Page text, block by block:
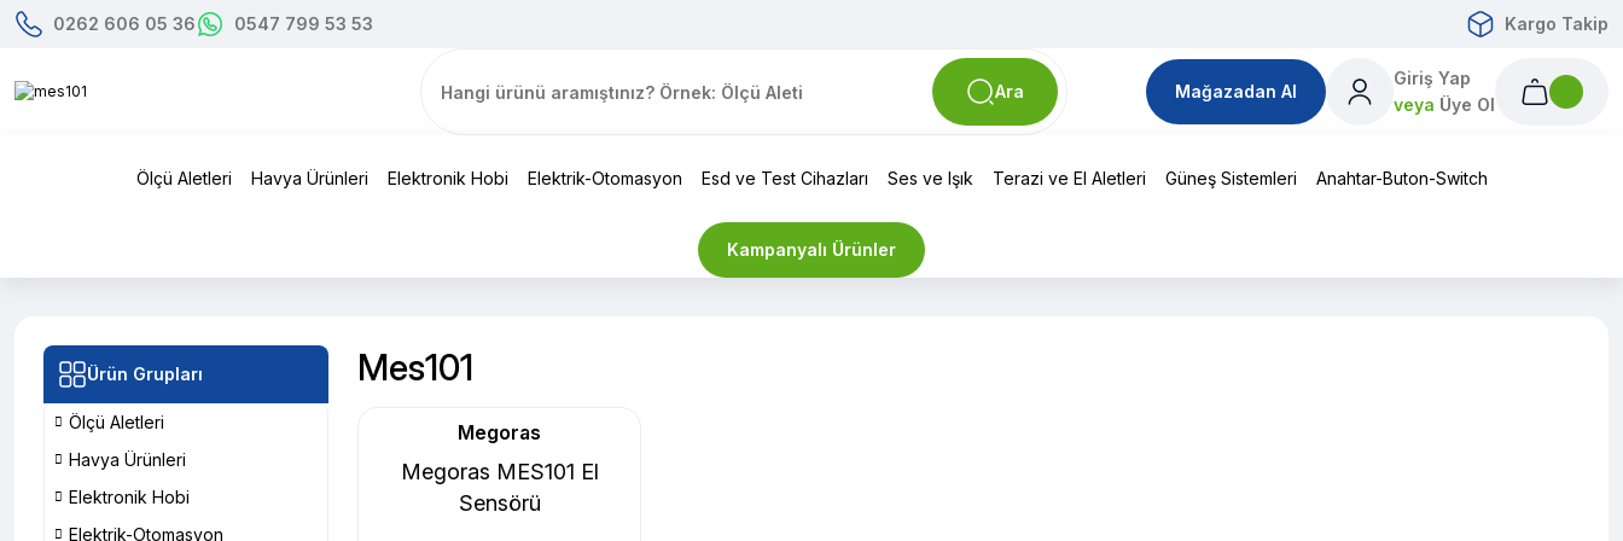
0262 606 05 36 0547 799 53 53 Kargo Takip
Ara Mağazadan Al
Giriş Yap
veya Üye Ol
Ölçü Aletleri Havya Ürünleri Elektronik Hobi Elektrik-Otomasyon Esd ve Test Cihazları Ses ve Işık Terazi ve El Aletleri Güneş Sistemleri Anahtar-Buton-Switch
Kampanyalı Ürünler
Ürün Grupları
Ölçü Aletleri
Havya Ürünleri
Elektronik Hobi
Elektrik-Otomasyon
Mes101
Megoras
Megoras MES101 El
Sensörü